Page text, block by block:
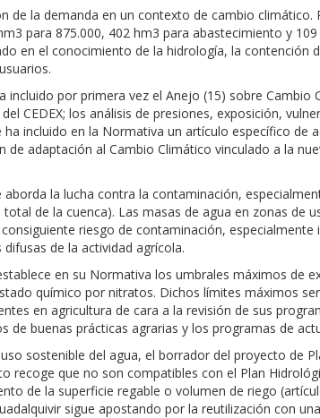
de la demanda en un contexto de cambio
para 875.000, 402 hm3 para abastecimiento y
en el conocimiento de la hidrología, la
incluido por primera vez el Anejo (15) sobre
CEDEX; los análisis de presiones, exposición,
ha incluido en la Normativa un artículo específico
de adaptación al Cambio Climático vinculado a la
aborda la lucha contra la contaminación,
total de la cuenca). Las masas de agua en zonas
riesgo de contaminación,
de la actividad agrícola.
en su Normativa los umbrales máximos de
químico por nitratos. Dichos límites máximos
en agricultura de cara a la revisión de sus
de buenas prácticas agrarias y los programas de
sostenible del agua, el borrador del proyecto de
recoge que no son compatibles con el Plan
de la superficie regable o volumen de riego
sigue apostando por la reutilización con